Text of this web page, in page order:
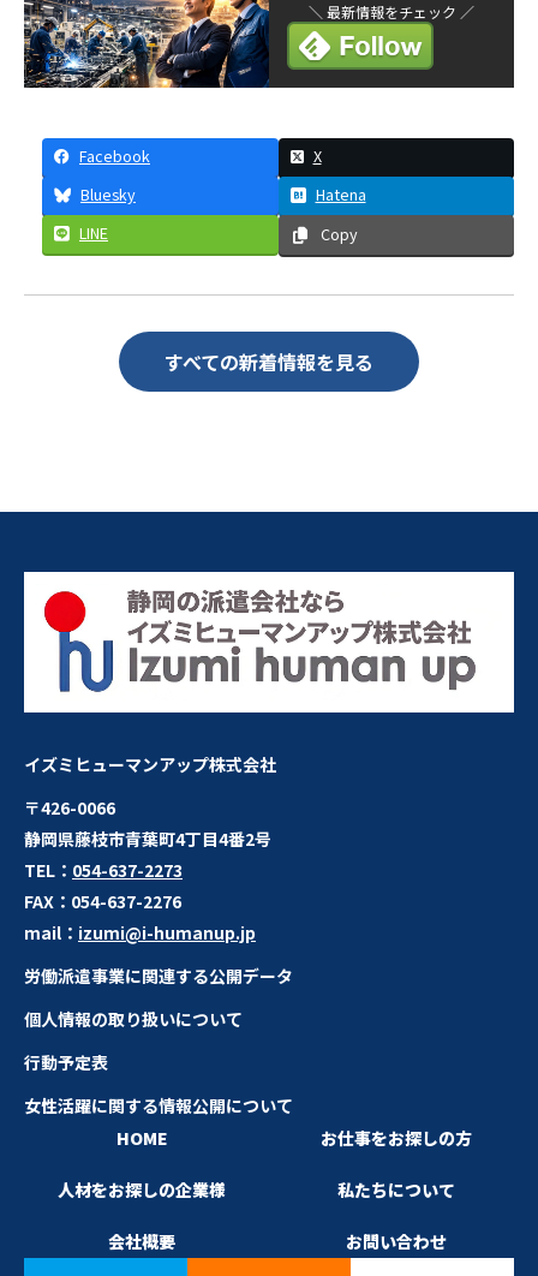
＼ 最新情報をチェック ／
Facebook
X
Bluesky
Hatena
LINE
Copy
すべての新着情報を見る
イズミヒューマンアップ株式会社
〒426-0066
静岡県藤枝市青葉町4丁目4番2号
TEL： 054-637-2273
FAX： 054-637-2276
mail： izumi@i-humanup.jp
労働派遣事業に関連する公開データ
個人情報の取り扱いについて
行動予定表
女性活躍に関する情報公開について
HOME
お仕事をお探しの方
人材をお探しの企業様 私たちについて
会社概要
お問い合わせ